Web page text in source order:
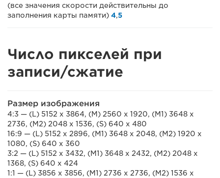
(все значения скорости действительны до
заполнения карты памяти) 4,5
Число пикселей при
записи/сжатие
Размер изображения
4:3 — (L) 5152 x 3864, (M) 2560 x 1920, (M1) 3648 x
2736, (M2) 2048 x 1536, (S) 640 x 480
16:9 — (L) 5152 x 2896, (M1) 3648 x 2048, (M2) 1920 x
1080, (S) 640 x 360
3:2 — (L) 5152 x 3432, (M1) 3648 x 2432, (M2) 2048 x
1368, (S) 640 x 424
1:1 — (L) 3856 x 3856, (M1) 2736 x 2736, (M2) 1536 x